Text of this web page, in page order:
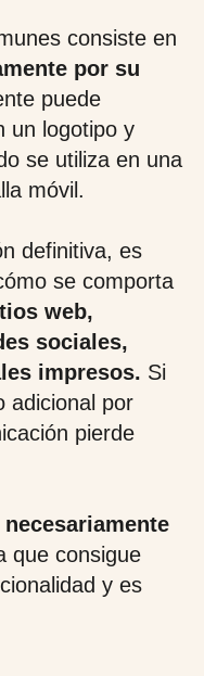
consiste en
por su
puede
un logotipo y
se utiliza en una
móvil.
definitiva, es
se comporta
web,
sociales,
impresos. Si
adicional por
pierde
que consigue
y es